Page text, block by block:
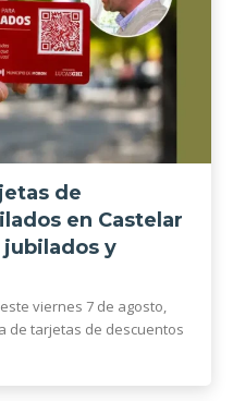
de
en Castelar
jubilados y
viernes 7 de agosto,
de tarjetas de descuentos